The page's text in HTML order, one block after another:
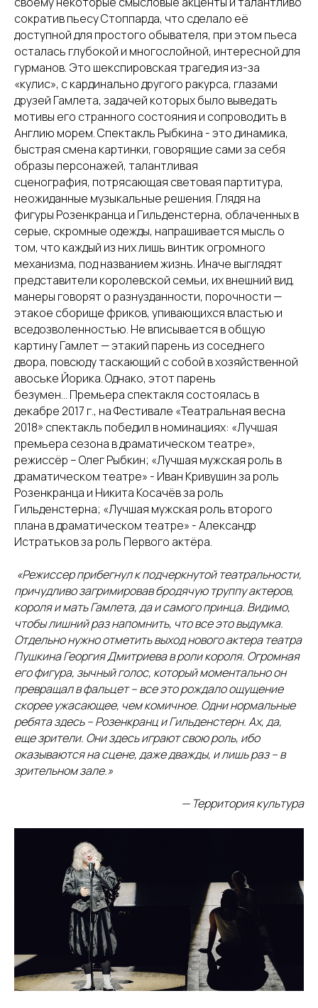
сократив пьесу Стоппарда, что сделало её
доступной для простого обывателя, при этом пьеса
осталась глубокой и многослойной, интересной для
гурманов. Это шекспировская трагедия из-за
«кулис», с кардинально другого ракурса, глазами
друзей Гамлета, задачей которых было выведать
мотивы его странного состояния и сопроводить в
Англию морем. Спектакль Рыбкина - это динамика,
быстрая смена картинки, говорящие сами за себя
образы персонажей, талантливая
сценография, потрясающая световая партитура,
неожиданные музыкальные решения. Глядя на
фигуры Розенкранца и Гильденстерна, облаченных в
серые, скромные одежды, напрашивается мысль о
том, что каждый из них лишь винтик огромного
механизма, под названием жизнь. Иначе выглядят
представители королевской семьи, их внешний вид,
манеры говорят о разнузданности, порочности —
этакое сборище фриков, упивающихся властью и
вседозволенностью. Не вписывается в общую
картину Гамлет — этакий парень из соседнего
двора, повсюду таскающий с собой в хозяйственной
авоське Йорика. Однако, этот парень
безумен... Премьера спектакля состоялась в
декабре 2017 г., на Фестивале «Театральная весна
2018» спектакль победил в номинациях: «Лучшая
премьера сезона в драматическом театре»,
режиссёр – Олег Рыбкин; «Лучшая мужская роль в
драматическом театре» - Иван Кривушин за роль
Розенкранца и Никита Косачёв за роль
Гильденстерна; «Лучшая мужская роль второго
плана в драматическом театре» - Александр
Истратьков за роль Первого актёра.
«Режиссер прибегнул к подчеркнутой театральности,
причудливо загримировав бродячую труппу актеров,
короля и мать Гамлета, да и самого принца. Видимо,
чтобы лишний раз напомнить, что все это выдумка.
Отдельно нужно отметить выход нового актера театра
Пушкина Георгия Дмитриева в роли короля. Огромная
его фигура, зычный голос, который моментально он
превращал в фальцет – все это рождало ощущение
скорее ужасающее, чем комичное. Одни нормальные
ребята здесь – Розенкранц и Гильденстерн. Ах, да,
еще зрители. Они здесь играют свою роль, ибо
оказываются на сцене, даже дважды, и лишь раз – в
зрительном зале.»
— Территория культура